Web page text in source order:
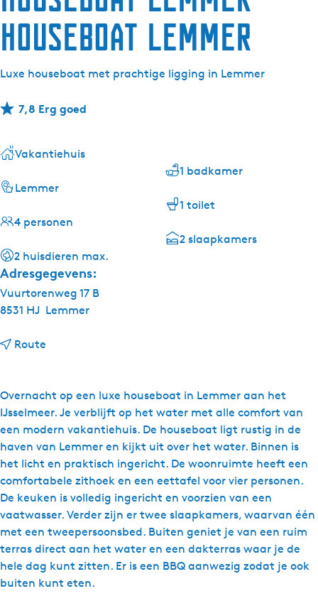
Houseboat Lemmer
Luxe houseboat met prachtige ligging in Lemmer
7,8 Erg goed
Overnacht op een luxe houseboat in Lemmer aan het
IJsselmeer. Je verblijft op het water met alle comfort van
een modern vakantiehuis. De houseboat ligt rustig in de
haven van Lemmer en kijkt uit over het water. Binnen is
het licht en praktisch ingericht. De woonruimte heeft een
comfortabele zithoek en een eettafel voor vier personen.
De keuken is volledig ingericht en voorzien van een
vaatwasser. Verder zijn er twee slaapkamers, waarvan één
met een tweepersoonsbed. Buiten geniet je van een ruim
terras direct aan het water en een dakterras waar je de
hele dag kunt zitten. Er is een BBQ aanwezig zodat je ook
buiten kunt eten.
Vakantiehuis
Lemmer
4 personen
2 huisdieren max.
1 badkamer
1 toilet
2 slaapkamers
Adresgegevens:
Vuurtorenweg 17 B
8531 HJ Lemmer
Route
r
H
o
u
s
e
b
o
a
t
L
e